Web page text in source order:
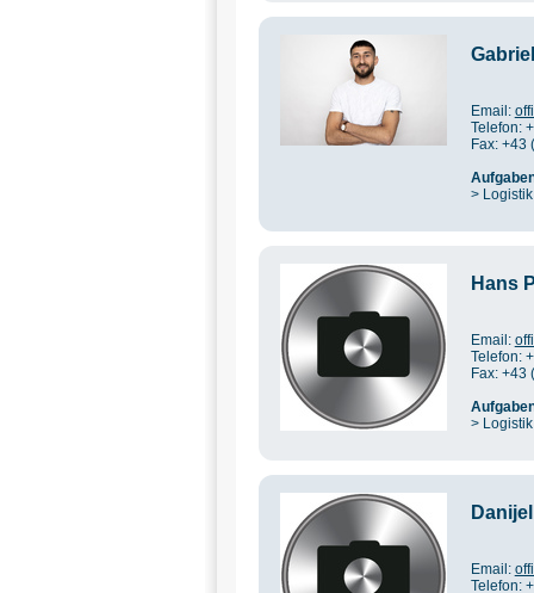
Email:
Telefon:
Fax: +43
> Logistik
Hans
Email:
Telefon:
Fax: +43
> Logistik
Email:
Telefon: